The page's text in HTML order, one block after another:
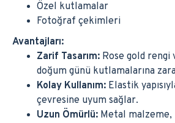
Özel kutlamalar
Fotoğraf çekimleri
Avantajları:
Zarif Tasarım: Rose gold rengi
doğum günü kutlamalarına
Kolay Kullanım: Elastik
çevresine uyum sağlar.
Uzun Ömürlü: Metal malzeme,